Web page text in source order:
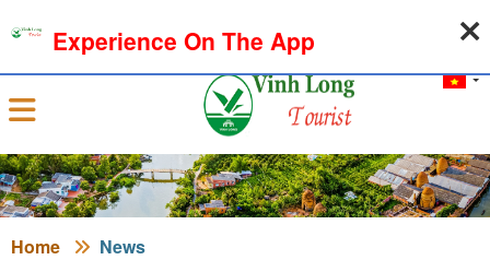
Sign in
Home News
Experience On The App